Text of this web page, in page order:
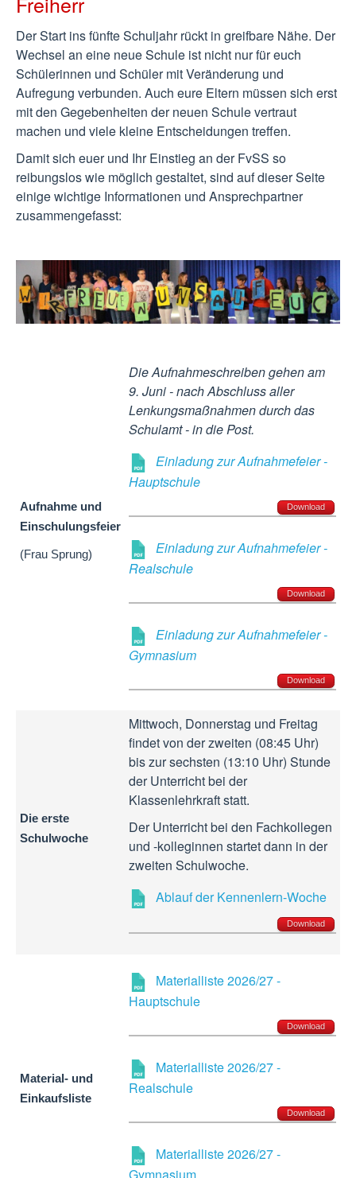
Der Start ins fünfte Schuljahr rückt in greifbare Nähe. Der
Wechsel an eine neue Schule ist nicht nur für euch
Schülerinnen und Schüler mit Veränderung und
Aufregung verbunden. Auch eure Eltern müssen sich erst
mit den Gegebenheiten der neuen Schule vertraut
machen und viele kleine Entscheidungen treffen.
Damit sich euer und Ihr Einstieg an der FvSS so
reibungslos wie möglich gestaltet, sind auf dieser Seite
einige wichtige Informationen und Ansprechpartner
zusammengefasst:
Aufnahme und
Einschulungsfeier
(Frau Sprung)
Die Aufnahmeschreiben gehen am
9. Juni - nach Abschluss aller
Lenkungsmaßnahmen durch das
Schulamt - in die Post.
Einladung zur Aufnahmefeier -
Hauptschule
Download
Einladung zur Aufnahmefeier -
Realschule
Download
Einladung zur Aufnahmefeier -
Gymnasium
Download
Die erste
Schulwoche
Mittwoch, Donnerstag und Freitag
findet von der zweiten (08:45 Uhr)
bis zur sechsten (13:10 Uhr) Stunde
der Unterricht bei der
Klassenlehrkraft statt.
Der Unterricht bei den Fachkollegen
und -kolleginnen startet dann in der
zweiten Schulwoche.
Ablauf der Kennenlern-Woche
Download
Material- und
Einkaufsliste
Materialliste 2026/27 -
Hauptschule
Download
Materialliste 2026/27 -
Realschule
Download
Materialliste 2026/27 -